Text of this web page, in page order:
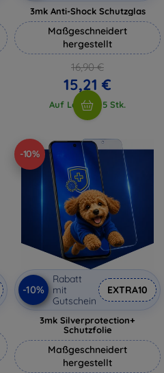
3mk Anti-Shock Schutzglas
Maßgeschneidert
hergestellt
16,90 €
15,21 €
Auf Lager > 5 Stk.
-10%
-10%
Rabatt
mit
Gutschein
EXTRA10
3mk Silverprotection+
Schutzfolie
Maßgeschneidert
hergestellt